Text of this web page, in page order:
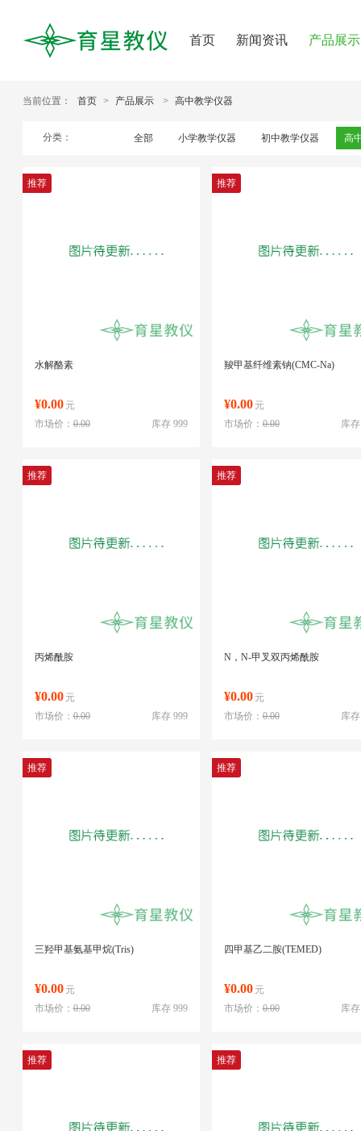
首页 新闻资讯 产品展示
当前位置： 首页 > 产品展示 > 高中教学仪器
分类： 全部 小学教学仪器 初中教学仪器 高
推荐
水解酪素
¥0.00 元
库存 999
市场价：0.00
推荐
羧甲基纤维素钠(CMC-Na)
¥0.00 元
库
市场价：0.00
推荐
丙烯酰胺
¥0.00 元
库存 999
市场价：0.00
推荐
N，N-甲叉双丙烯酰胺
¥0.00 元
库
市场价：0.00
推荐
三羟甲基氨基甲烷(Tris)
¥0.00 元
库存 999
市场价：0.00
推荐
四甲基乙二胺(TEMED)
¥0.00 元
库
市场价：0.00
推荐 推荐